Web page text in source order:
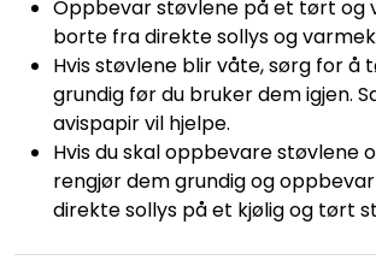
Oppbevar støvlene på et tørt og
borte fra direkte sollys og
Hvis støvlene blir våte, sørg for å
grundig før du bruker dem igjen.
avispapir vil hjelpe.
Hvis du skal oppbevare støvlene
rengjør dem grundig og
direkte sollys på et kjølig og tørt